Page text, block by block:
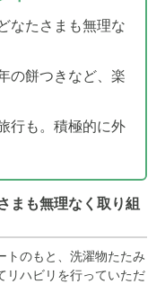
なたさまも無理な
の餅つきなど、楽
行も。積極的に外
まも無理なく取り組
トのもと、洗濯物たたみ
リハビリを行っていただ